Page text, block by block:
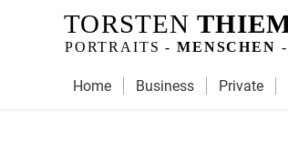
Home Business Private